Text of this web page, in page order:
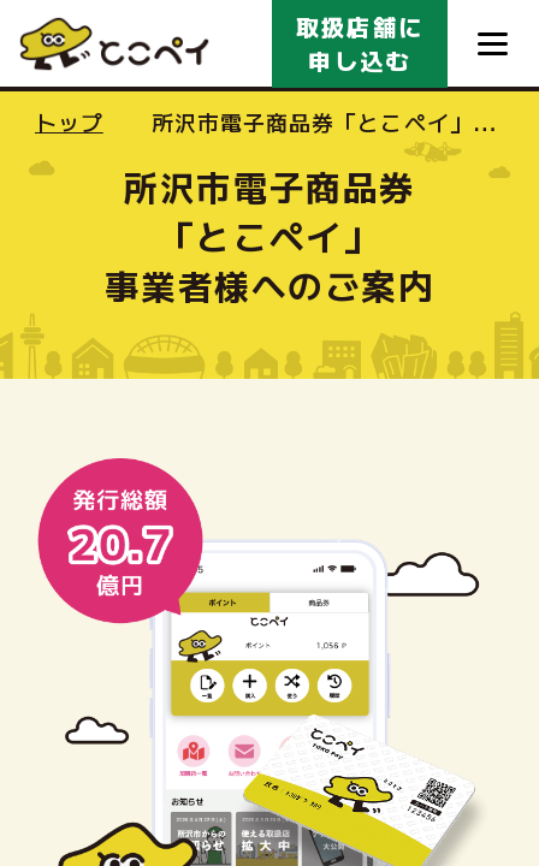
メインコンテンツに移動する取扱店舗に
申し込む
使えるお店を探す
利用者様へ
事業者様へ
よくある質問
利用規約
取扱店舗利用規約
プライバシーポリシー
トップ
業者様へのご案内所沢市電子商品券
「とこペイ」
事業者様へのご案内